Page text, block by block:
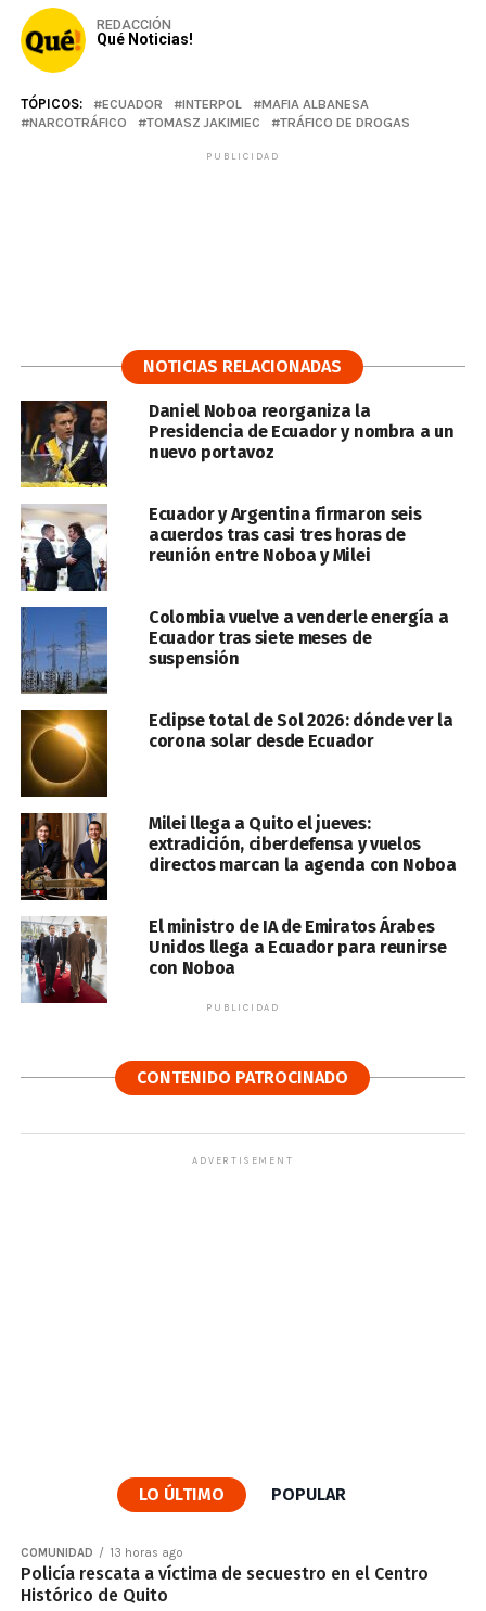
REDACCIÓN
Qué Noticias!
TÓPICOS: ECUADOR INTERPOL
MAFIA ALBANESA
NARCOTRÁFICO
TOMASZ JAKIMIEC TRÁFICO DE DROGAS
PUBLICIDAD
NOTICIAS RELACIONADAS
Daniel Noboa reorganiza la
Presidencia de Ecuador y nombra a un
nuevo portavoz
Ecuador y Argentina firmaron seis
acuerdos tras casi tres horas de
reunión entre Noboa y Milei
Colombia vuelve a venderle energía a
Ecuador tras siete meses de
suspensión
Eclipse total de Sol 2026: dónde ver la
corona solar desde Ecuador
Milei llega a Quito el jueves:
extradición, ciberdefensa y vuelos
directos marcan la agenda con Noboa
El ministro de IA de Emiratos Árabes
Unidos llega a Ecuador para reunirse
con Noboa
PUBLICIDAD
CONTENIDO PATROCINADO
ADVERTISEMENT
LO ÚLTIMO POPULAR
COMUNIDAD 13 horas ago
Policía rescata a víctima de secuestro en el Centro
Histórico de Quito